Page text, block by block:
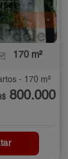
170 m²
- 170 m²
800.000